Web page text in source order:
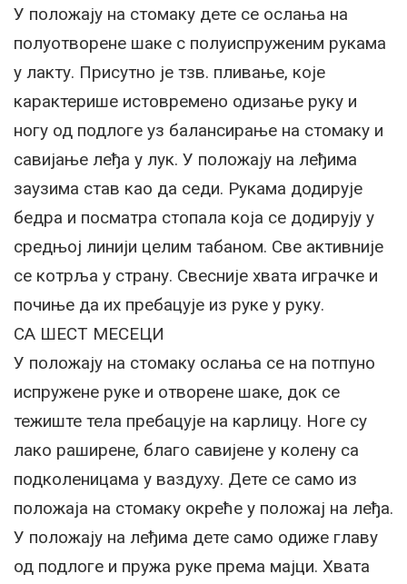
У положају на стомаку дете се ослања на
полуотворене шаке с полуиспруженим рукама
у лакту. Присутно је тзв. пливање, које
карактерише истовремено одизање руку и
ногу од подлоге уз балансирање на стомаку и
савијање леђа у лук. У положају на леђима
заузима став као да седи. Рукама додирује
бедра и посматра стопала која се додирују у
средњој линији целим табаном. Све активније
се котрља у страну. Свесније хвата играчке и
почиње да их пребацује из руке у руку.
СА ШЕСТ МЕСЕЦИ
У положају на стомаку ослања се на потпуно
испружене руке и отворене шаке, док се
тежиште тела пребацује на карлицу. Ноге су
лако раширене, благо савијене у колену са
подколеницама у ваздуху. Дете се само из
положаја на стомаку окреће у положај на леђа.
У положају на леђима дете само одиже главу
од подлоге и пружа руке према мајци. Хвата